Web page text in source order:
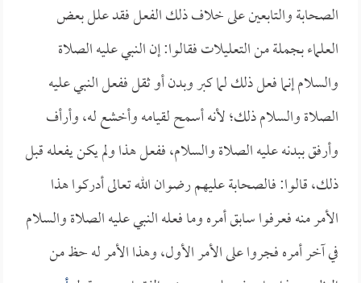
الصحابة والتابعين على خلاف ذلك الفعل فقد علل بعض
العلماء بجملة من التعليلات فقالوا: إن النبي عليه الصلاة
والسلام إنما فعل ذلك لما كبر وبدن أو ثقل ففعل النبي عليه
الصلاة والسلام ذلك؛ لأنه أسمح لقيامه وأخشع له، وأرأف
وأرفق ببدنه عليه الصلاة والسلام، ففعل هذا ولم يكن يفعله قبل
ذلك، قالوا: فالصحابة عليهم رضوان الله تعالى أدركوا هذا
الأمر منه فعرفوا سابق أمره وما فعله النبي عليه الصلاة والسلام
في آخر أمره فجروا على الأمر الأول، وهذا الأمر له حظ من